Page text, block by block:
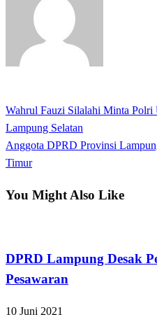
Navigasi
pos
Previous
Post
Wahrul Fauzi Silalahi Minta Polri
Lampung Selatan
Next
Post
Anggota DPRD Provinsi
Timur
You Might Also Like
DPRD Lampung Desak
Pesawaran
10 Juni 2021